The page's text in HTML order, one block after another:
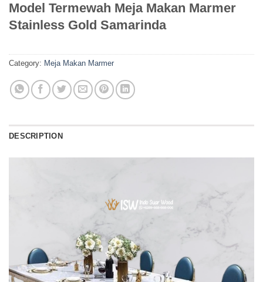
Model Termewah Meja Makan Marmer
Stainless Gold Samarinda
Category: Meja Makan Marmer
DESCRIPTION